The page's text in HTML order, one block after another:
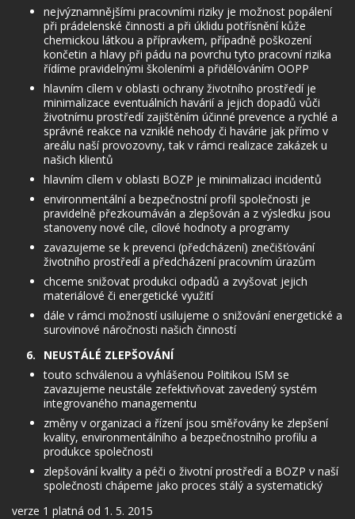
nejvýznamnějšími pracovními riziky je možnost popálení
při prádelenské činnosti a při úklidu potřísnění kůže
chemickou látkou a přípravkem, případně poškození
končetin a hlavy při pádu na povrchu tyto pracovní rizika
řídíme pravidelnými školeními a přidělováním OOPP
hlavním cílem v oblasti ochrany životního prostředí je
minimalizace eventuálních havárií a jejich dopadů vůči
životnímu prostředí zajištěním účinné prevence a rychlé a
správné reakce na vzniklé nehody či havárie jak přímo v
areálu naší provozovny, tak v rámci realizace zakázek u
našich klientů
hlavním cílem v oblasti BOZP je minimalizaci incidentů
environmentální a bezpečnostní profil společnosti je
pravidelně přezkoumáván a zlepšován a z výsledku jsou
stanoveny nové cíle, cílové hodnoty a programy
zavazujeme se k prevenci (předcházení) znečišťování
životního prostředí a předcházení pracovním úrazům
chceme snižovat produkci odpadů a zvyšovat jejich
materiálové či energetické využití
dále v rámci možností usilujeme o snižování energetické a
surovinové náročnosti našich činností
NEUSTÁLÉ ZLEPŠOVÁNÍ
touto schválenou a vyhlášenou Politikou ISM se
zavazujeme neustále zefektivňovat zavedený systém
integrovaného managementu
změny v organizaci a řízení jsou směřovány ke zlepšení
kvality, environmentálního a bezpečnostního profilu a
produkce společnosti
zlepšování kvality a péči o životní prostředí a BOZP v naší
společnosti chápeme jako proces stálý a systematický
verze 1 platná od 1. 5. 2015